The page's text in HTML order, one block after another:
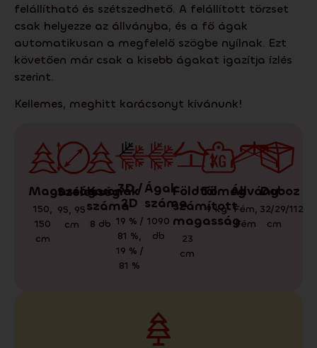
felállítható és szétszedhető. A felállított törzset
csak helyezze az állványba, és a fő ágak
automatikusan a megfelelő szögbe nyílnak. Ezt
követően már csak a kisebb ágakat igazítja ízlés
szerint.
Kellemes, meghitt karácsonyt kívánunk!
Magasság
150,
150
cm
Szélesség
95, 95
cm
Koronák
száma
8 db
3D /
2D
19 % /
81 %,
19 % /
81 %
Ágak
száma
1090
db
Földtől
számított
magasság
23
cm
Tömeg
9kg
Állvány
Fém,
Fém
Doboz
32/29/112
cm